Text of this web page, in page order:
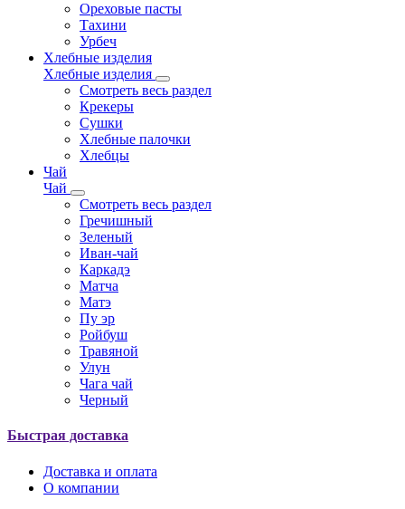
Ореховые пасты
Тахини
Урбеч
Хлебные изделия
Хлебные изделия
Смотреть весь раздел
Крекеры
Сушки
Хлебные палочки
Хлебцы
Чай
Чай
Смотреть весь раздел
Гречишный
Зеленый
Иван-чай
Каркадэ
Матча
Матэ
Пу эр
Ройбуш
Травяной
Улун
Чага чай
Черный
Быстрая доставка
Доставка и оплата
О компании